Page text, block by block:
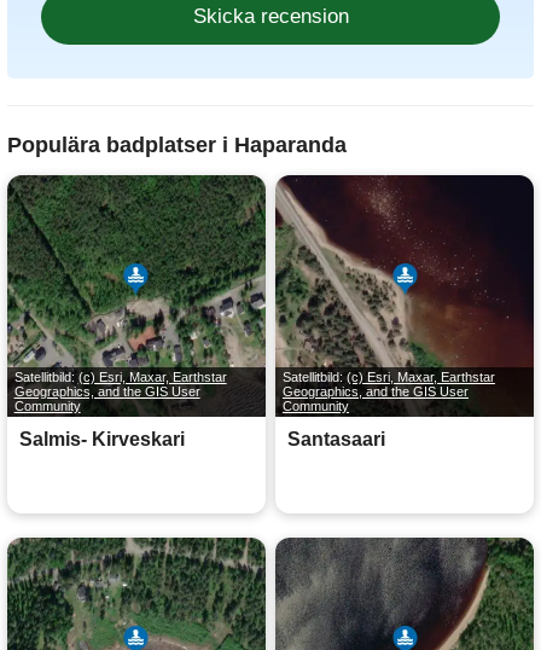
Populära badplatser i Haparanda
Satellitbild: (c) Esri, Maxar, Earthstar
Geographics, and the GIS User
Community
Salmis- Kirveskari
Satellitbild: (c) Esri, Maxar, Earthstar
Geographics, and the GIS User
Community
Santasaari